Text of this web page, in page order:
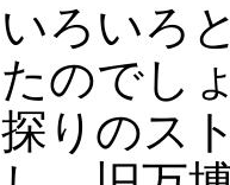
いろいろ
たのでし
探りのス